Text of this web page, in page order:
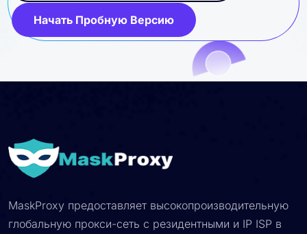
Начать Пробную Версию
MaskProxy предоставляет высокопроизводительную
глобальную прокси-сеть с резидентными и IP ISP в